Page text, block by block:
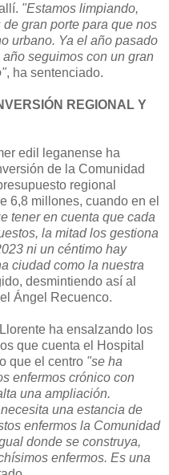
"Estamos limpiando,
gran porte para que nos
urbano. Ya el año pasado
seguimos con un gran
, ha sentenciado.
REGIONAL Y
edil leganense ha
de la Comunidad
regional
6,8 millones, cuando en el
tener en cuenta que cada
la mitad los gestiona
ni un céntimo hay
ciudad como la nuestra
desmintiendo así al
Ángel Recuenco.
ha ensalzando los
que cuenta el Hospital
que el centro "se ha
enfermos crónico con
una ampliación.
una estancia de
enfermos la Comunidad
donde se construya,
enfermos. Es una